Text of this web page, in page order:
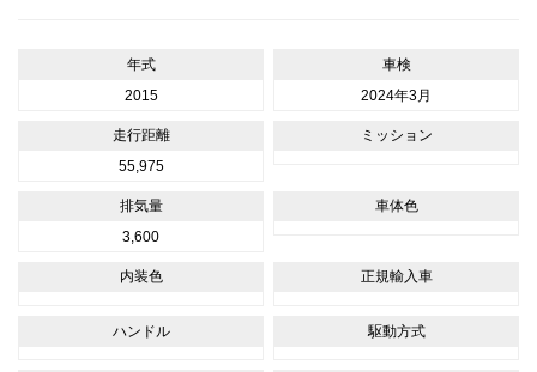
年式
2015
車検
2024年3月
走行距離
55,975
ミッション
排気量
3,600
車体色
内装色 正規輸入車
ハンドル 駆動方式